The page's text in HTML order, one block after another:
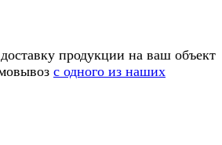
продукции на ваш объект
с одного из наших